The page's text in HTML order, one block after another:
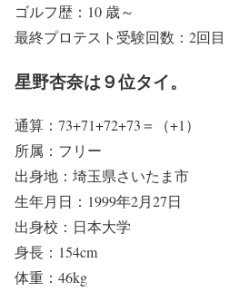
ゴルフ歴：10 歳～
最終プロテスト受験回数：2回目
星野杏奈は９位タイ。
通算：73+71+72+73＝（+1）
所属：フリー
出身地：埼玉県さいたま市
生年月日：1999年2月27日
出身校：日本大学
身長：154cm
体重：46kg